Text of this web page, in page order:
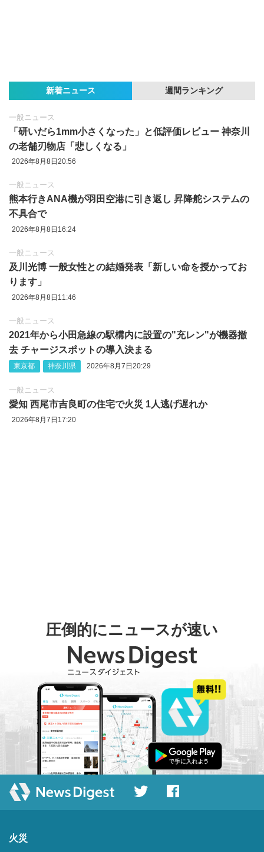
新着ニュース 週間ランキング
一般ニュース
「研いだら1mm小さくなった」と低評価レビュー 神奈川
の老舗刃物店「悲しくなる」
2026年8月8日20:56
一般ニュース
熊本行きANA機が羽田空港に引き返し 昇降舵システムの
不具合で
2026年8月8日16:24
一般ニュース
及川光博 一般女性との結婚発表「新しい命を授かってお
ります」
2026年8月8日11:46
一般ニュース
2021年から小田急線の駅構内に設置の"充レン"が機器撤
去 チャージスポットの導入決まる
東京都 神奈川県 2026年8月7日20:29
一般ニュース
愛知 西尾市吉良町の住宅で火災 1人逃げ遅れか
2026年8月7日17:20
圧倒的にニュースが速い
火災